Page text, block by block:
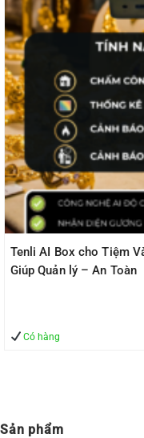
Tenli AI Box cho Tiệm
Giúp Quản lý – An Toàn
Có hàng
Sản phẩm